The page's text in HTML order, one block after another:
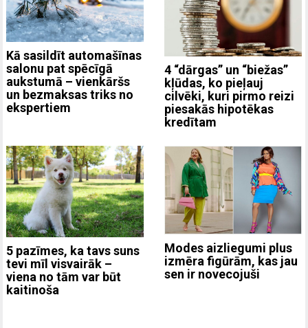
Kā sasildīt automašīnas
salonu pat spēcīgā
aukstumā – vienkāršs
un bezmaksas triks no
ekspertiem
4 “dārgas” un “biežas”
kļūdas, ko pieļauj
cilvēki, kuri pirmo reizi
piesakās hipotēkas
kredītam
5 pazīmes, ka tavs suns
tevi mīl visvairāk –
viena no tām var būt
kaitinoša
Modes aizliegumi plus
izmēra figūrām, kas jau
sen ir novecojuši